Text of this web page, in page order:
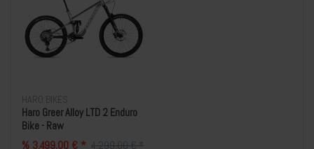
HARO BIKES
Haro Greer Alloy LTD 2 Enduro
Bike - Raw
% 3.499,00 € * 4.299,00 € *